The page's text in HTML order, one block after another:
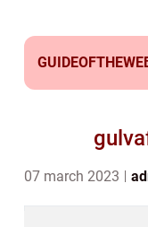
07 march 2023